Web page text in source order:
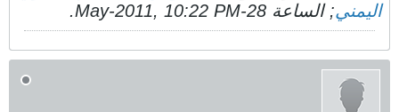
اليمني; الساعة 28-May-2011, 10:22 PM
.